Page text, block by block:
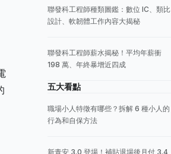
聯發科工程師種類圖鑑：數位 IC、類比
設計、軟韌體工作內容大揭秘
聯發科工程師薪水揭秘！平均年薪衝
198 萬、年終暴增近四成
五大看點
職場小人特徵有哪些？拆解 6 種小人的
行為和自保方法
新青安 3.0 登場！補貼退場後月付 3.4